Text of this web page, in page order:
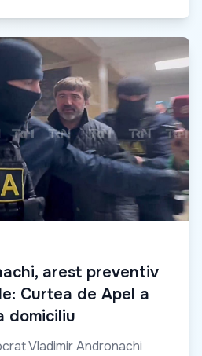
arest preventiv
Curtea de Apel a
domiciliu
Vladimir Andronachi